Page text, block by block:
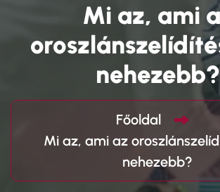
Mi az, ami
nehezebb?
Főoldal
Mi az, ami az
nehezebb?